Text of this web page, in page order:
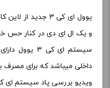
یوول ای کی 3 جدید
و یک ال ای دی در کنار حس
داخلی میباشد که برای
ویدیو بررسی پاد سیستم ای کی 3